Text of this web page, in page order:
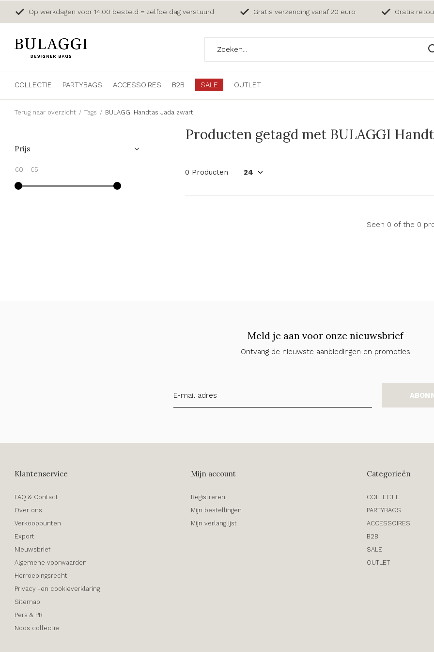
COLLECTIE PARTYBAGS ACCESSOIRES B2B SALE OUTLET
Op werkdagen voor 14:00 besteld = zelfde dag verstuurd Gratis verzending vanaf 20 euro Gratis
Terug naar overzicht Tags BULAGGI Handtas Jada zwart
Producten getagd met BULAGGI
0 Producten
Seen 0 of the 0
Prijs
€0 - €5
Meld je aan voor onze nieuwsbrief
Ontvang de nieuwste aanbiedingen en promoties
Klantenservice
FAQ & Contact
Over ons
Verkooppunten
Export
Nieuwsbrief
Algemene voorwaarden
Herroepingsrecht
Privacy -en cookieverklaring
Sitemap
Pers & PR
Noos collectie
Mijn account
Registreren
Mijn bestellingen
Mijn verlanglijst
Categorieën
COLLECTIE
PARTYBAGS
ACCESSOIRES
B2B
SALE
OUTLET